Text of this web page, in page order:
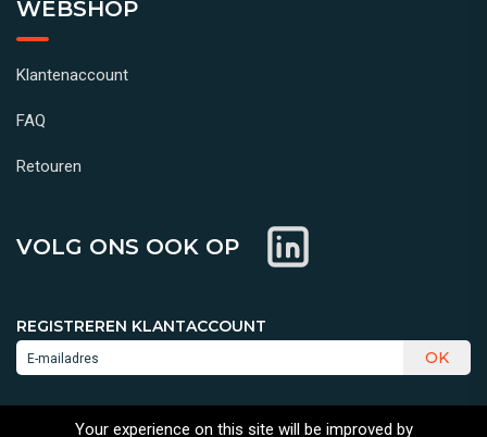
WEBSHOP
Klantenaccount
FAQ
Retouren
VOLG ONS OOK OP
REGISTREREN KLANTACCOUNT
OK
Your experience on this site will be improved by